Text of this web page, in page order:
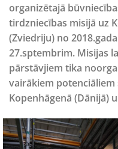
organizētajā
tirdzniecības misijā uz
(Zviedriju) no
27.sptembrim. Misijas
pārstāvjiem tika
vairākiem
Kopenhāgenā (Dānijā)